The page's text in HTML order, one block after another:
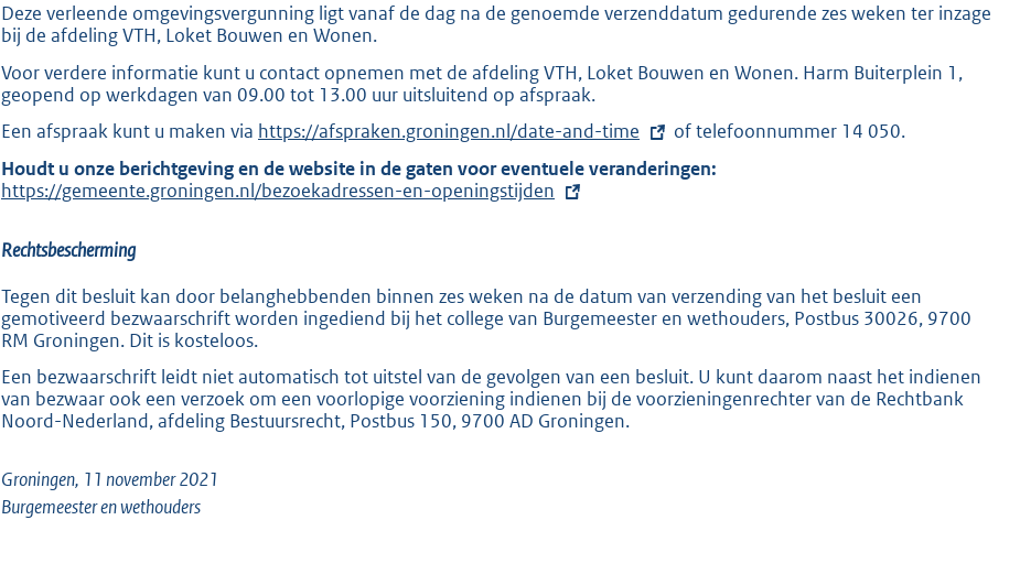
o
t
t
e
:
2
b
Deze verleende omgevingsvergunning ligt vanaf de dag na de genoemde verzenddatum gedurende zes weken ter inzage
bij de afdeling VTH, Loket Bouwen en Wonen.
Voor verdere informatie kunt u contact opnemen met de afdeling VTH, Loket Bouwen en Wonen. Harm Buiterplein 1,
geopend op werkdagen van 09.00 tot 13.00 uur uitsluitend op afspraak.
Een afspraak kunt u maken via E
t
e
i
n
:
https://afspraken.groningen.nl/date-and-time
of telefoonnummer 14 050.
Houdt u onze berichtgeving en de website in de gaten voor eventuele veranderingen:
e
l
k
:
https://gemeente.groningen.nl/bezoekadressen-en-openingstijden
Rechtsbescherming
Tegen dit besluit kan door belanghebbenden binnen zes weken na de datum van verzending van het besluit een
gemotiveerd bezwaarschrift worden ingediend bij het college van Burgemeester en wethouders, Postbus 30026, 9700
RM Groningen. Dit is kosteloos.
Een bezwaarschrift leidt niet automatisch tot uitstel van de gevolgen van een besluit. U kunt daarom naast het indienen
van bezwaar ook een verzoek om een voorlopige voorziening indienen bij de voorzieningenrechter van de Rechtbank
Noord-Nederland, afdeling Bestuursrecht, Postbus 150, 9700 AD Groningen.
Groningen, 11 november 2021
Burgemeester en wethouders